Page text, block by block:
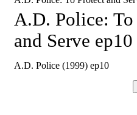
A.D. Police: To
and Serve ep10
A.D. Police (1999) ep10